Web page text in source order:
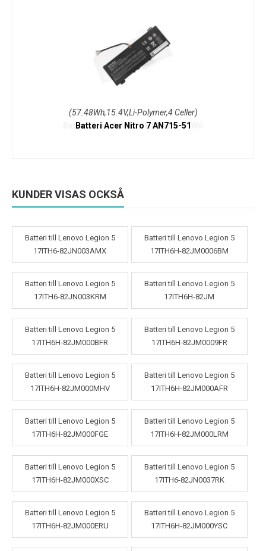
(57.48Wh,15.4V,Li-Polymer,4 Celler)
Batteri Acer Nitro 7 AN715-51
KUNDER VISAS OCKSÅ
Batteri till Lenovo Legion 5
17ITH6-82JN003AMX
Batteri till Lenovo Legion 5
17ITH6H-82JM0006BM
Batteri till Lenovo Legion 5
17ITH6-82JN003KRM
Batteri till Lenovo Legion 5
17ITH6H-82JM
Batteri till Lenovo Legion 5
17ITH6H-82JM000BFR
Batteri till Lenovo Legion 5
17ITH6H-82JM0009FR
Batteri till Lenovo Legion 5
17ITH6H-82JM000MHV
Batteri till Lenovo Legion 5
17ITH6H-82JM000AFR
Batteri till Lenovo Legion 5
17ITH6H-82JM000FGE
Batteri till Lenovo Legion 5
17ITH6H-82JM000LRM
Batteri till Lenovo Legion 5
17ITH6H-82JM000XSC
Batteri till Lenovo Legion 5
17ITH6-82JN0037RK
Batteri till Lenovo Legion 5
17ITH6H-82JM000ERU
Batteri till Lenovo Legion 5
17ITH6H-82JM000YSC